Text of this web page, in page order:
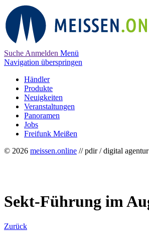
Suche Anmelden Menü
Navigation überspringen
Händler
Produkte
Neuigkeiten
Veranstaltungen
Panoramen
Jobs
Freifunk Meißen
© 2026 meissen.online // pdir / digital
Sekt-Führung im
Zurück